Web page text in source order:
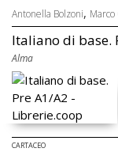
Antonella Bolzoni,
Italiano di base.
Alma
CARTACEO